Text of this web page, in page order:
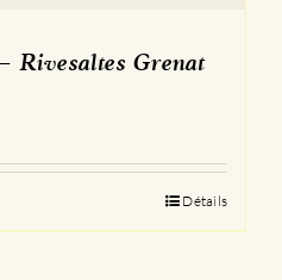
Rivesaltes Grenat
Détails